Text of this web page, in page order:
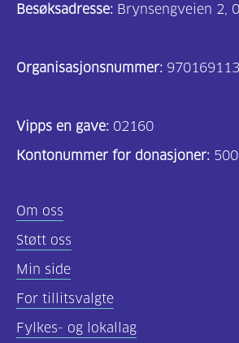
Besøksadresse: Brynsengveien 2,
Organisasjonsnummer: 970169113
Vipps en gave: 02160
Kontonummer for donasjoner:
Om oss
Støtt oss
Min side
For tillitsvalgte
Fylkes- og lokallag